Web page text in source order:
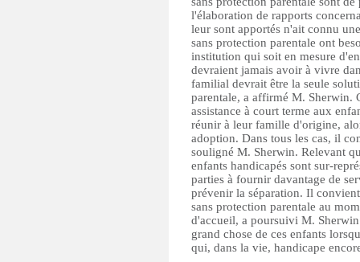
l'élaboration de rapports
leur sont apportés n'ait connu
sans protection parentale ont
institution qui soit en mesure
devraient jamais avoir à vivre
familial devrait être la seule
parentale, a affirmé M. Sherwin.
assistance à court terme aux
réunir à leur famille d'origine,
adoption. Dans tous les cas, il
souligné M. Sherwin. Relevant
enfants handicapés sont sur-
parties à fournir davantage de
prévenir la séparation. Il
sans protection parentale au
d'accueil, a poursuivi M.
grand chose de ces enfants
qui, dans la vie, handicape